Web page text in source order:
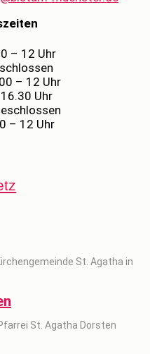
– 12 Uhr
– 12 Uhr
Uhr
– 12 Uhr
St. Agatha in
St. Agatha Dorsten